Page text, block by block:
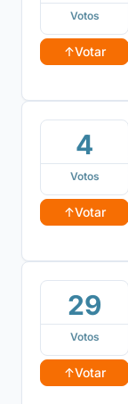
Votos
↑Votar
4
Votos
↑Votar
29
Votos
↑Votar